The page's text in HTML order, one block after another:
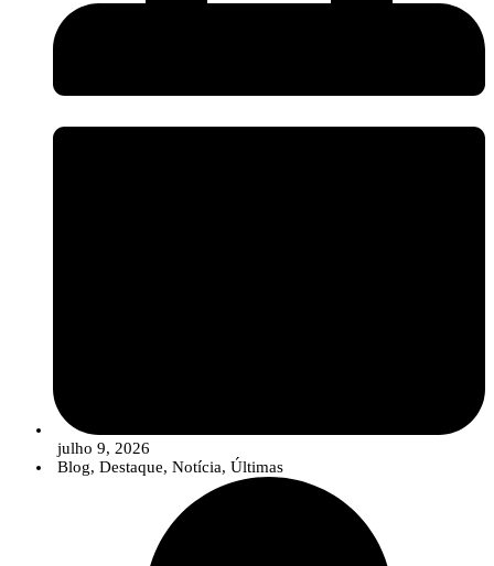
julho 9, 2026
Blog, Destaque, Notícia, Últimas